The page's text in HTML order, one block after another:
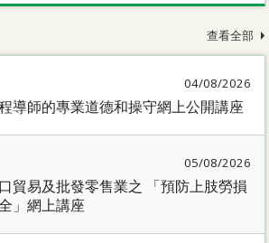
人安全訓練重新甄審資格課程
督導員課程
人士安全訓練課程
查看全部
04/08/2026
導師的專業道德和操守網上公開講座
05/08/2026
貿易及批發零售業之 「預防上肢勞損
」網上講座